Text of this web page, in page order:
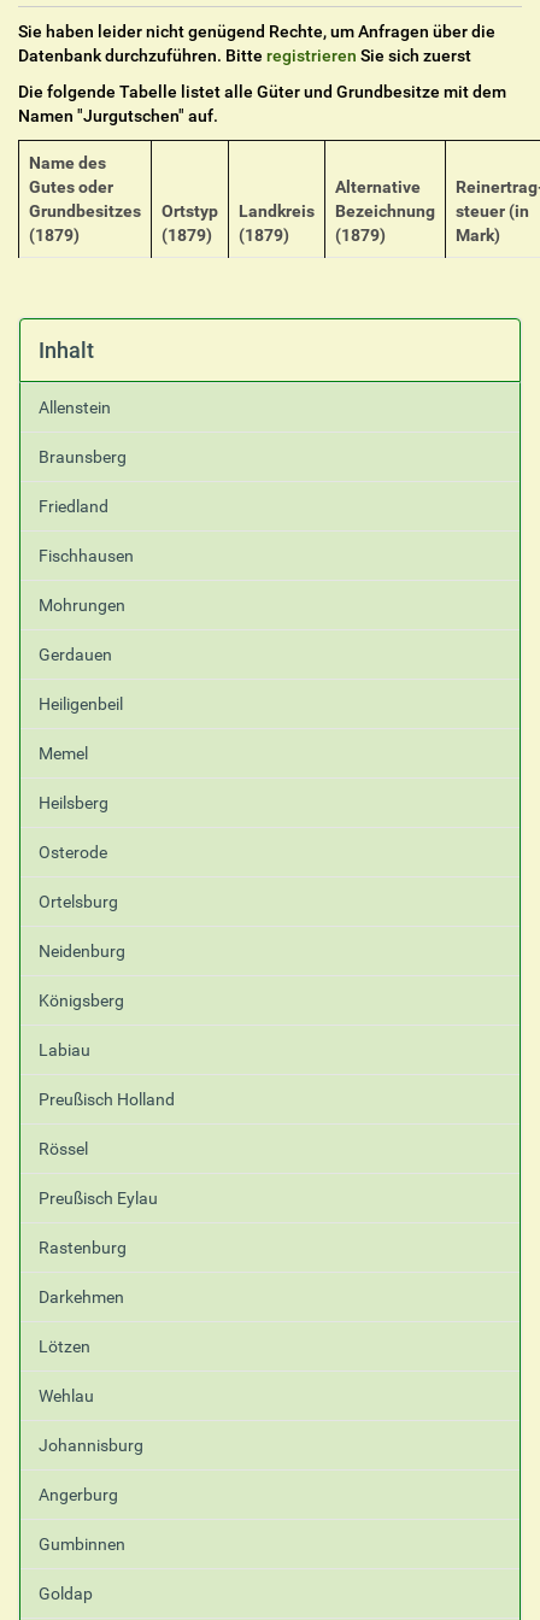
Sie haben leider nicht genügend Rechte, um Anfragen über die
Datenbank durchzuführen. Bitte registrieren Sie sich zuerst
Die folgende Tabelle listet alle Güter und Grundbesitze mit dem
Namen "Jurgutschen" auf.
Name des
Gutes oder
Grundbesitzes
(1879)
Ortstyp
(1879)
Landkreis
(1879)
Alternative
Bezeichnung
(1879)
steuer (in
Mark)
Inhalt
Allenstein
Braunsberg
Friedland
Fischhausen
Mohrungen
Gerdauen
Heiligenbeil
Memel
Heilsberg
Osterode
Ortelsburg
Neidenburg
Königsberg
Labiau
Preußisch Holland
Rössel
Preußisch Eylau
Rastenburg
Darkehmen
Lötzen
Wehlau
Johannisburg
Angerburg
Gumbinnen
Goldap